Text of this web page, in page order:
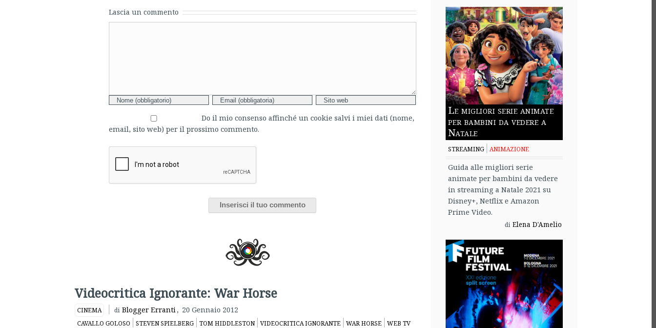
Lascia un commento
Do il mio consenso affinché un cookie salvi i miei dati (nome,
email, sito web) per il prossimo commento.
Videocritica Ignorante: War Horse
CINEMA di Blogger Erranti , 20 Gennaio 2012
CAVALLO GOLOSO STEVEN SPIELBERG TOM HIDDLESTON VIDEOCRITICA IGNORANTE WAR HORSE WEB TV
Le migliori serie animate
per bambini da vedere a
Natale
STREAMING ANIMAZIONE
Guida alle migliori serie
animate per bambini da vedere
in streaming a Natale 2021 su
Disney+, Netflix e Amazon
Prime Video.
di Elena D'Amelio